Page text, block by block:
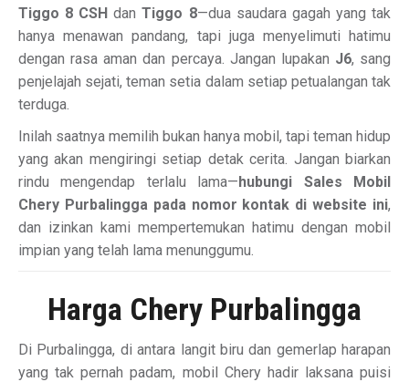
Tiggo 8 CSH danTiggo 8—dua saudara gagah yang tak
hanya menawan pandang, tapi juga menyelimuti hatimu
dengan rasa aman dan percaya. Jangan lupakan J6, sang
penjelajah sejati, teman setia dalam setiap petualangan tak
terduga.
Inilah saatnya memilih bukan hanya mobil, tapi teman hidup
yang akan mengiringi setiap detak cerita. Jangan biarkan
rindu mengendap terlalu lama—hubungi Sales Mobil
Chery Purbalingga pada nomor kontak di website ini,
dan izinkan kami mempertemukan hatimu dengan mobil
impian yang telah lama menunggumu.
Harga Chery Purbalingga
Di Purbalingga, di antara langit biru dan gemerlap harapan
yang tak pernah padam, mobil Chery hadir laksana puisi